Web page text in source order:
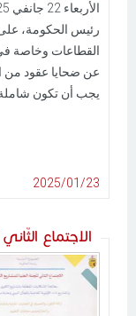
رئيس الحكومة،
القطاعات وخاصة في
عن ضحايا عقود من
يجب أن تكون
2025/01/23
الاجتماع